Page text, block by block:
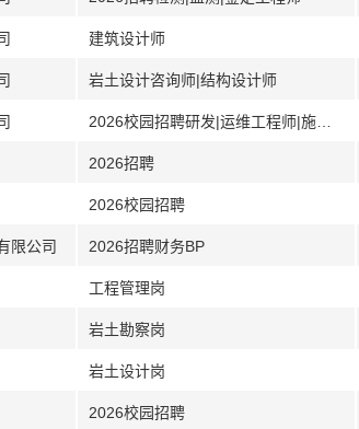
建筑设计师
岩土设计咨询师|结构设计师
2026招聘
2026校园招聘
限公司 2026招聘财务BP
工程管理岗
岩土勘察岗
岩土设计岗
2026校园招聘